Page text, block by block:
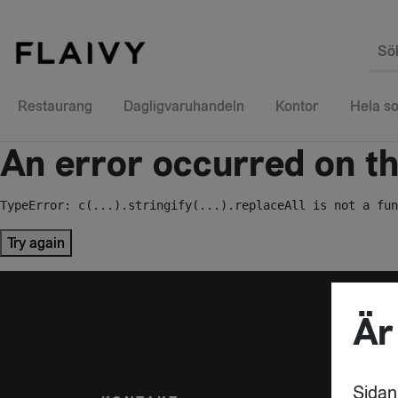
Restaurang Dagligvaruhandeln Kontor Hela
An error occurred on
TypeError: c(...).stringify(...).replaceAll is not a
Try again